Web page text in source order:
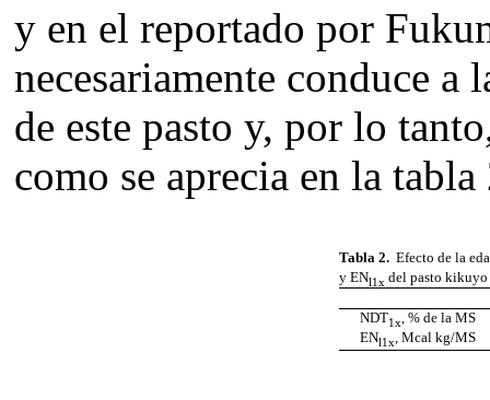
y en el reportado por
necesariamente conduce
de este pasto y, por lo
como se aprecia en la tabla
Tabla 2. Efecto de la
y ENl1x del pasto kikuyo
NDT1x, % de la MS
ENl1x, Mcal kg/MS